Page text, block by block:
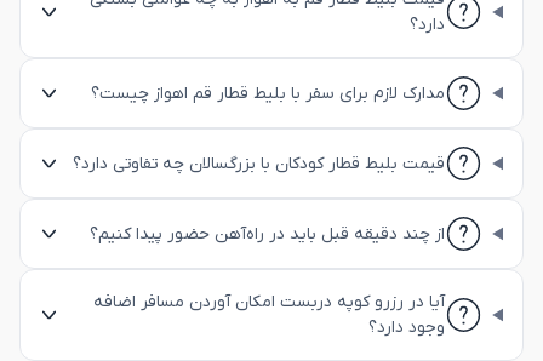
دارد؟
مدارک لازم برای سفر با بلیط قطار قم اهواز چیست؟
قیمت بلیط قطار کودکان با بزرگسالان چه تفاوتی دارد؟
از چند دقیقه قبل باید در راه‌آهن حضور پیدا کنیم؟
آیا در رزرو کوپه دربست امکان آوردن مسافر اضافه
وجود دارد؟